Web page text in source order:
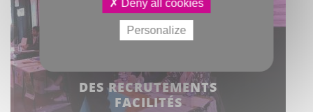
DES RECRUTEMENTS
FACILITÉS
Deny all cookies
Personalize